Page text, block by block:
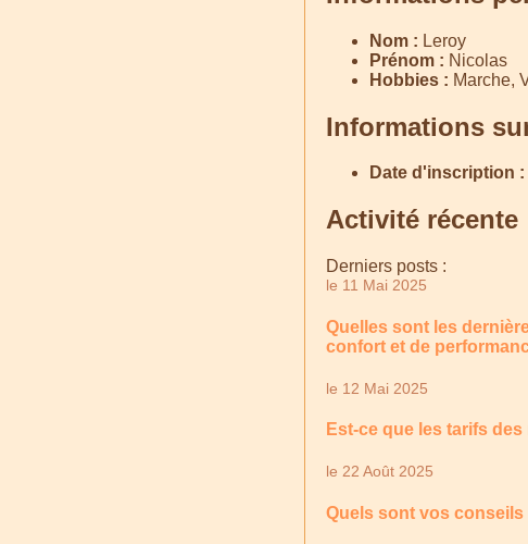
Nom : Leroy
Prénom : Nicolas
Hobbies : Marche,
Informations
Date d'inscription :
Activité récente
Derniers posts :
le 11 Mai 2025
Quelles sont les
confort et de
le 12 Mai 2025
Est-ce que les tarifs
le 22 Août 2025
Quels sont vos